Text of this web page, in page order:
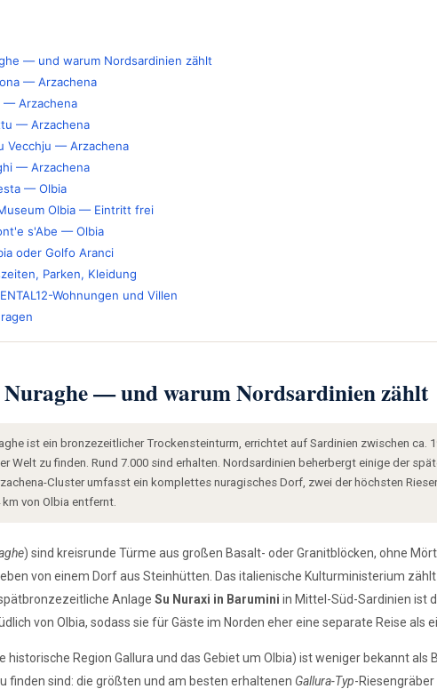
— und warum Nordsardinien zählt
— Arzachena
— Arzachena
— Arzachena
Vecchju — Arzachena
— Arzachena
— Olbia
Olbia — Eintritt frei
s'Abe — Olbia
oder Golfo Aranci
Parken, Kleidung
Wohnungen und Villen
Nuraghe — und warum Nordsardinien zählt
ist ein bronzezeitlicher Trockensteinturm, errichtet auf Sardinien zwischen ca.
Welt zu finden. Rund 7.000 sind erhalten. Nordsardinien beherbergt einige der
Cluster umfasst ein komplettes nuragisches Dorf, zwei der höchsten
von Olbia entfernt.
) sind kreisrunde Türme aus großen Basalt- oder Granitblöcken, ohne
von einem Dorf aus Steinhütten. Das italienische Kulturministerium
Anlage Su Nuraxi in Barumini in Mittel-Süd-Sardinien ist
von Olbia, sodass sie für Gäste im Norden eher eine separate Reise als
historische Region Gallura und das Gebiet um Olbia) ist weniger bekannt als
finden sind: die größten und am besten erhaltenen Gallura-Typ-Riesengräber